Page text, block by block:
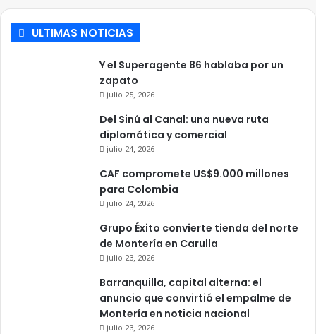
ULTIMAS NOTICIAS
Y el Superagente 86 hablaba por un
zapato
julio 25, 2026
Del Sinú al Canal: una nueva ruta
diplomática y comercial
julio 24, 2026
CAF compromete US$9.000 millones
para Colombia
julio 24, 2026
Grupo Éxito convierte tienda del norte
de Montería en Carulla
julio 23, 2026
Barranquilla, capital alterna: el
anuncio que convirtió el empalme de
Montería en noticia nacional
julio 23, 2026